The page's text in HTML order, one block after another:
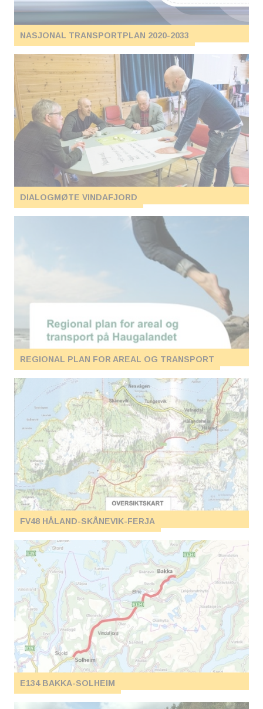
NASJONAL TRANSPORTPLAN 2020-2033
DIALOGMØTE VINDAFJORD
REGIONAL PLAN FOR AREAL OG TRANSPORT
FV48 HÅLAND-SKÅNEVIK-FERJA
E134 BAKKA-SOLHEIM